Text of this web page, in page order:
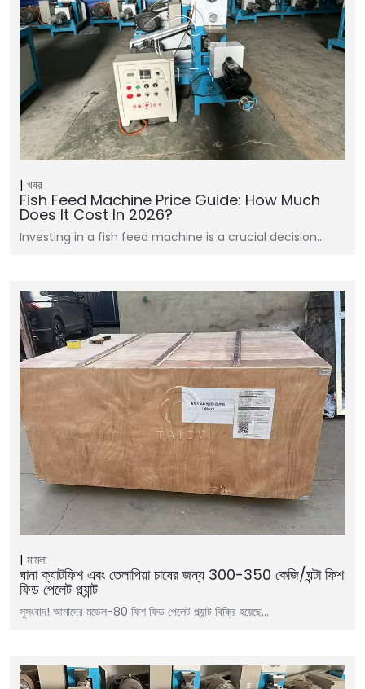
খবর
Fish Feed Machine Price Guide: How Much
Does It Cost In 2026?
Investing in a fish feed machine is a crucial decision…
মামলা
ঘানা ক্যাটফিশ এবং তেলাপিয়া চাষের জন্য 300-350 কেজি/ঘন্টা ফিশ
ফিড পেলেট প্ল্যান্ট
সুসংবাদ! আমাদের মডেল-80 ফিশ ফিড পেলেট প্ল্যান্ট বিক্রি হয়েছে...